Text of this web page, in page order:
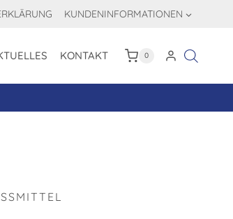
KUNDENINFORMATIONEN
KONTAKT 0